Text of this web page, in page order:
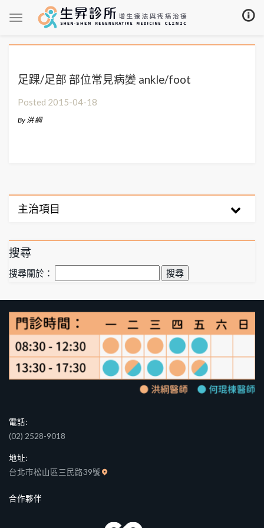
足踝/足部 部位常見病變 ankle/foot
Posted 2015-04-18
By 洪 綱
主治項目
搜尋
搜尋關於：
電話:
(02) 2528-9018
地址:
台北市松山區三民路39號
合作夥伴